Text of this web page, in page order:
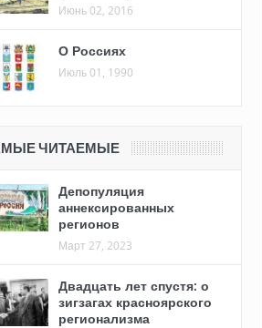
Июнь 02, 2016
О Россиях
Июль 01, 1990
ЧИТАЕМЫЕ
Депопуляция
аннексированных
регионов
Март 27, 2023
Двадцать лет спустя: о
зигзагах красноярского
регионализма